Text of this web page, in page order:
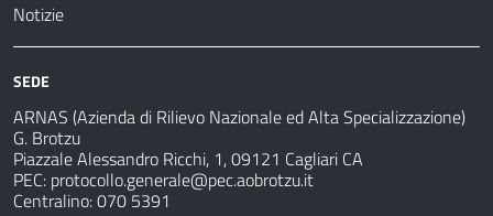
Notizie
SEDE
ARNAS (Azienda di Rilievo Nazionale ed Alta Specializzazione)
G. Brotzu
Piazzale Alessandro Ricchi, 1, 09121 Cagliari CA
PEC: protocollo.generale@pec.aobrotzu.it
Centralino: 070 5391